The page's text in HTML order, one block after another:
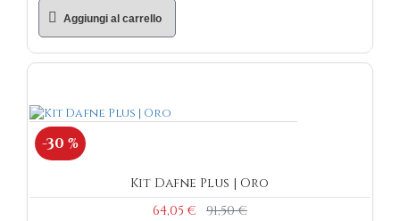
Aggiungi al carrello
-30 %
Kit Dafne Plus | Oro
64,05 €
91,50 €